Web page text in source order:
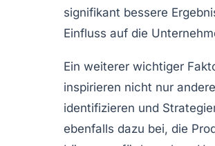
signifikant bessere
Einfluss auf die
Ein weiterer wichtiger
inspirieren nicht nur
identifizieren und
ebenfalls dazu bei, die